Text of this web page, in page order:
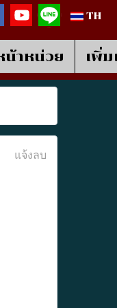
TH
น้าหน่วย เพิ่
แจ้งลบ